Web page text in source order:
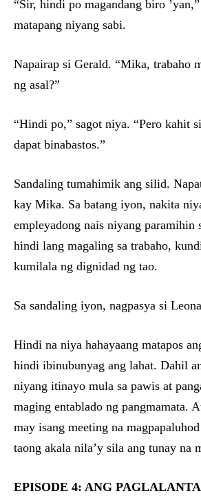
“Sir, hindi po magandang biro
matapang niyang sabi.
Napairap si Gerald. “Mika, trabaho
ng asal?”
“Hindi po,” sagot niya. “Pero kahit
dapat binabastos.”
Sandaling tumahimik ang silid.
kay Mika. Sa batang iyon, nakita
empleyadong nais niyang
hindi lang magaling sa trabaho,
kumilala ng dignidad ng tao.
Sa sandaling iyon, nagpasya si
Hindi na niya hahayaang matapos
hindi ibinubunyag ang lahat. Dahil
niyang itinayo mula sa pawis at
maging entablado ng pangmamata.
may isang meeting na
taong akala nila’y sila ang tunay na
EPISODE 4: ANG